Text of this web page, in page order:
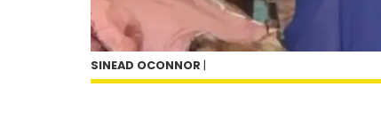
SINEAD OCONNOR |